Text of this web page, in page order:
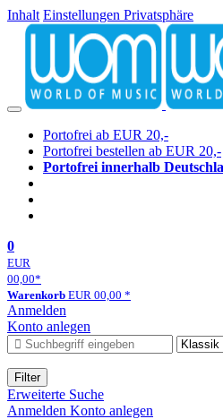
Inhalt Einstellungen Privatsphäre
Portofrei ab EUR 20,-
Portofrei bestellen ab EUR 20,-
Portofrei innerhalb
0
EUR
00,00*
Warenkorb EUR 00,00 *
Anmelden
Konto anlegen
Filter
Erweiterte Suche
Anmelden Konto anlegen